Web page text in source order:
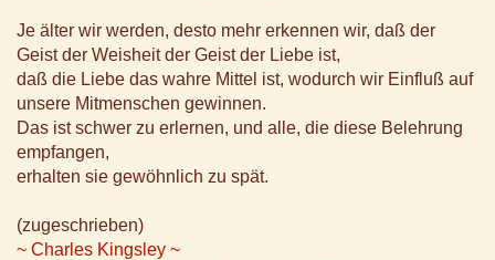
Je älter wir werden, desto mehr erkennen wir, daß der
Geist der Weisheit der Geist der Liebe ist,
daß die Liebe das wahre Mittel ist, wodurch wir Einfluß auf
unsere Mitmenschen gewinnen.
Das ist schwer zu erlernen, und alle, die diese Belehrung
empfangen,
erhalten sie gewöhnlich zu spät.
(zugeschrieben)
~ Charles Kingsley ~